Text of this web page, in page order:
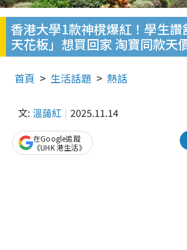
香港大學1款神櫈爆紅！學生
天花板」想買回家 淘寶同款天
首頁 生活話題 熱話
文: 溫藹紅 2025.11.14
在Google追蹤
《UHK 港生活》